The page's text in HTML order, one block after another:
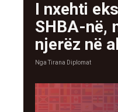
I nxehti
SHBA-në,
njerëz në
Nga Tirana Diplomat